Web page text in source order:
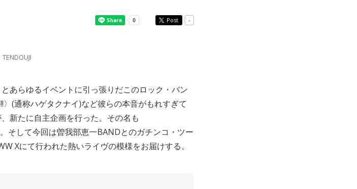
Post -
TENDOUJI
あらゆるイベントに引っ張りだこのロック・バン
〉(通称ハゲタクナイ)など彼らの本音がもれすぎて
新たに自主企画を行った。その名も
そして今回は曽我部恵一BANDとのガチンコ・ツー
Xにて行われた熱いライヴの模様をお届けする。